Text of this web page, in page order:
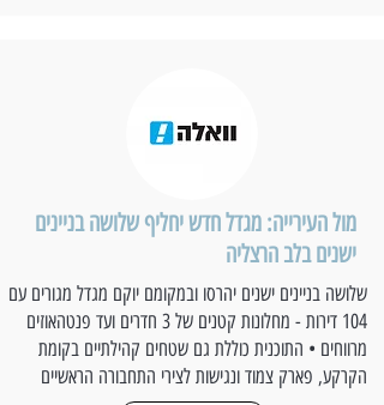
מול העירייה: מגדל חדש יחליף שלושה בניינים
ישנים בלב הרצליה
שלושה בניינים ישנים יהרסו ובמקומם יוקם מגדל מגורים עם
104 דירות - מחלונות קטנים של 3 חדרים ועד פנטהאוזים
מרווחים • התוכנית כוללת גם שטחים קהילתיים בקומת
הקרקע, פארק צמוד ונגישות לצירי התחבורה הראשיים